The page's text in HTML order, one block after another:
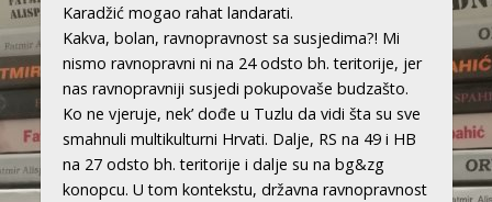
Karadžić mogao rahat landarati.
Kakva, bolan, ravnopravnost sa susjedima?! Mi
nismo ravnopravni ni na 24 odsto bh. teritorije, jer
nas ravnopravniji susjedi pokupovaše budzašto.
Ko ne vjeruje, nek’ dođe u Tuzlu da vidi šta su sve
smahnuli multikulturni Hrvati. Dalje, RS na 49 i HB
na 27 odsto bh. teritorije i dalje su na bg&zg
konopcu. U tom kontekstu, državna ravnopravnost